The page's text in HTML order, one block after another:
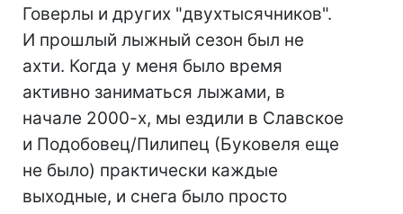
Говерлы и других "двухтысячников".
И прошлый лыжный сезон был не
ахти. Когда у меня было время
активно заниматься лыжами, в
начале 2000-х, мы ездили в Славское
и Подобовец/Пилипец (Буковеля еще
не было) практически каждые
выходные, и снега было просто